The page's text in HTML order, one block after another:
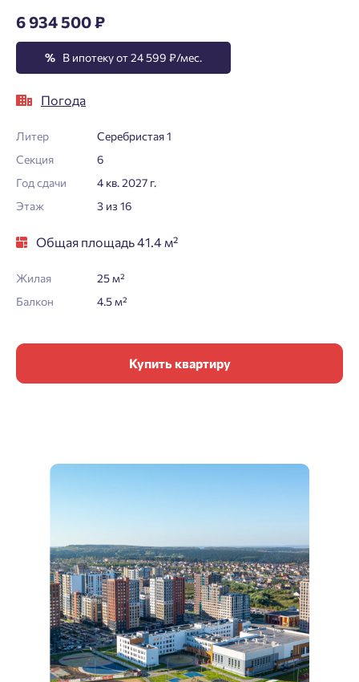
6 934 500 ₽
% В ипотеку от 24 599 ₽/мес.
Погода
Литер
Серебристая 1
Секция
6
Год сдачи
4 кв. 2027 г.
Этаж
3 из 16
Общая площадь 41.4 м²
Жилая
25 м²
Балкон
4.5 м²
Купить квартиру